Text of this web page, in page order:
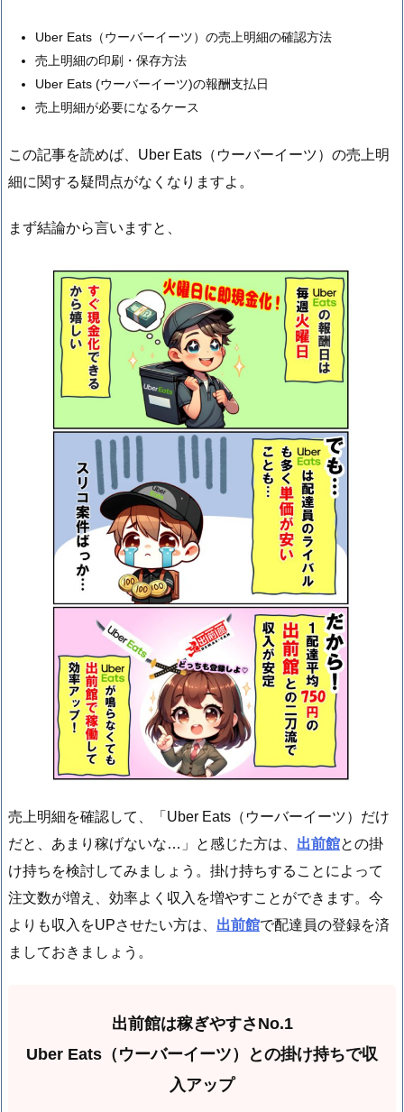
Uber Eats（ウーバーイーツ）の売上明細の確認方法
売上明細の印刷・保存方法
Uber Eats (ウーバーイーツ)の報酬支払日
売上明細が必要になるケース
この記事を読めば、Uber Eats（ウーバーイーツ）の売上明
細に関する疑問点がなくなりますよ。
まず結論から言いますと、
売上明細を確認して、「Uber Eats（ウーバーイーツ）だけ
だと、あまり稼げないな…」と感じた方は、 出前館との掛
け持ちを検討してみましょう。掛け持ちすることによって
注文数が増え、効率よく収入を増やすことができます。今
よりも収入をUPさせたい方は、 出前館で配達員の登録を済
ましておきましょう。
出前館は稼ぎやすさNo.1
Uber Eats（ウーバーイーツ）との掛け持ちで収
入アップ